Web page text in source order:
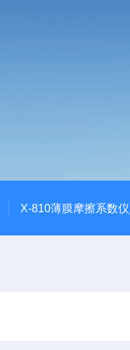
X-810薄膜摩擦系数